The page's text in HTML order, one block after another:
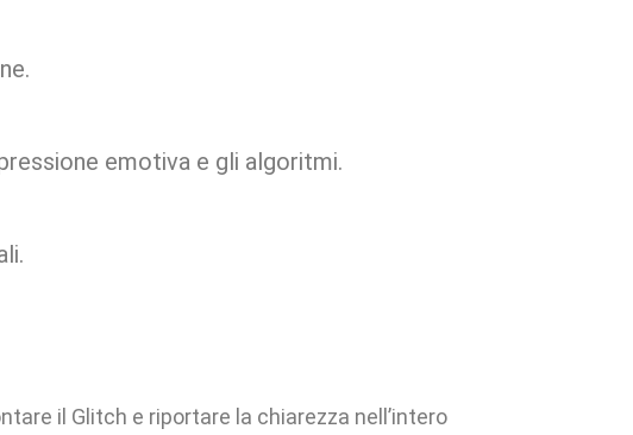
emotiva e gli algoritmi.
il Glitch e riportare la chiarezza nell’intero